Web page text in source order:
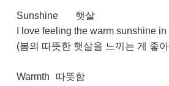
Sunshine
햇살
I love feeling the warm sunshine
(봄의 따뜻한 햇살을 느끼는 게 좋
Warmth
따뜻함